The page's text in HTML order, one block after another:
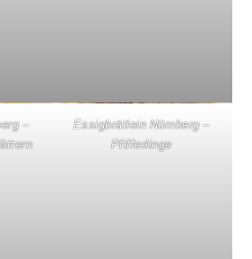
–
Essigbrätlein Nürnberg –
Pfifferlinge